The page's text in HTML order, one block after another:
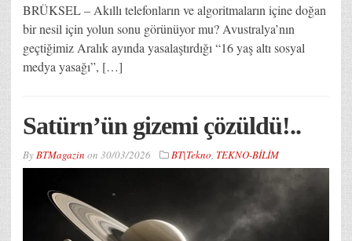
BRÜKSEL – Akıllı telefonların ve algoritmaların içine doğan
bir nesil için yolun sonu görünüyor mu? Avustralya’nın
geçtiğimiz Aralık ayında yasalaştırdığı “16 yaş altı sosyal
medya yasağı”, […]
Satürn’ün gizemi çözüldü!..
ByBTMagazin on 30/03/2026 BT|Tekno, TEKNO-BİLİM